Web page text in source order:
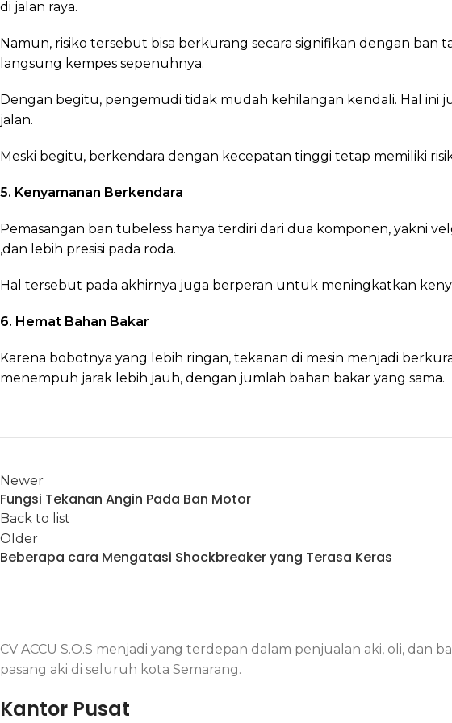
di jalan raya.
Namun, risiko tersebut bisa berkurang secara signifikan dengan ban
langsung kempes sepenuhnya.
Dengan begitu, pengemudi tidak mudah kehilangan kendali. Hal
jalan.
Meski begitu, berkendara dengan kecepatan tinggi tetap memiliki
5. Kenyamanan Berkendara
Pemasangan ban tubeless hanya terdiri dari dua komponen, yakni
,dan lebih presisi pada roda.
Hal tersebut pada akhirnya juga berperan untuk meningkatkan
6. Hemat Bahan Bakar
Karena bobotnya yang lebih ringan, tekanan di mesin menjadi
menempuh jarak lebih jauh, dengan jumlah bahan bakar yang sama.
Newer
Fungsi Tekanan Angin Pada Ban Motor
Back to list
Older
Beberapa cara Mengatasi Shockbreaker yang Terasa Keras
CV ACCU S.O.S menjadi yang terdepan dalam penjualan aki, oli,
pasang aki di seluruh kota Semarang.
Kantor Pusat